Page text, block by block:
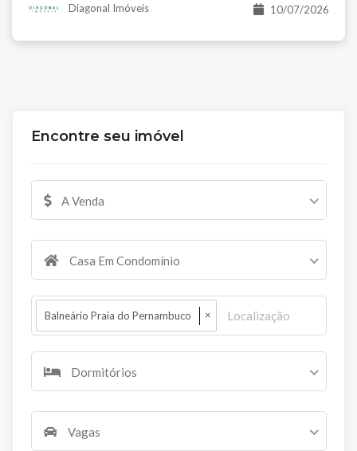
Encontre seu imóvel
A Venda
Casa Em Condomínio
Balneário Praia do Pernambuco ×
Dormitórios
Vagas
Diagonal Imóveis 10/07/2026